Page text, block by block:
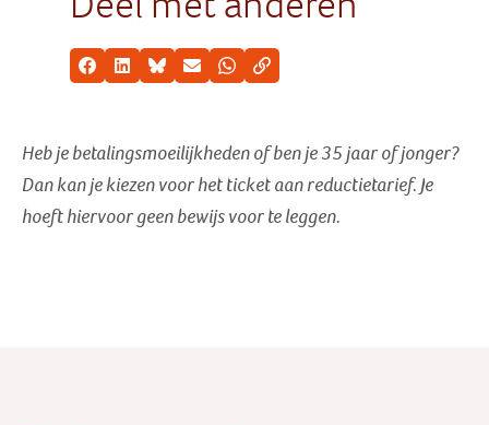
Facebook
LinkedInBlueskyE-mailWhatsappKopieer link
Heb je betalingsmoeilijkheden of ben je 35 jaar of jonger?
Dan kan je kiezen voor het ticket aan reductietarief. Je
hoeft hiervoor geen bewijs voor te leggen.